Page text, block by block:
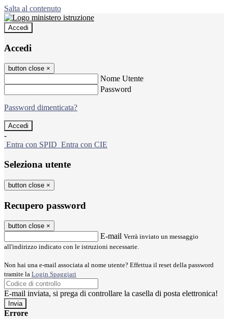
Salta al contenuto
Accedi
Accedi
button close ×
Nome Utente
Password
Password dimenticata?
-
Entra con SPID Entra con CIE
Seleziona utente
button close ×
Recupero password
button close ×
E-mail Verrà inviato un messaggio
all'indirizzo indicato con le istruzioni necessarie.
Non hai una e-mail associata al nome utente? Effettua il reset della password
tramite la Login Spaggiari
E-mail inviata, si prega di controllare la casella di posta elettronica!
Errore